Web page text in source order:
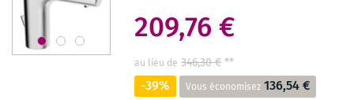
209,76 €
au lieu de 346,30 €**
-39% Vous économisez 136,54 €